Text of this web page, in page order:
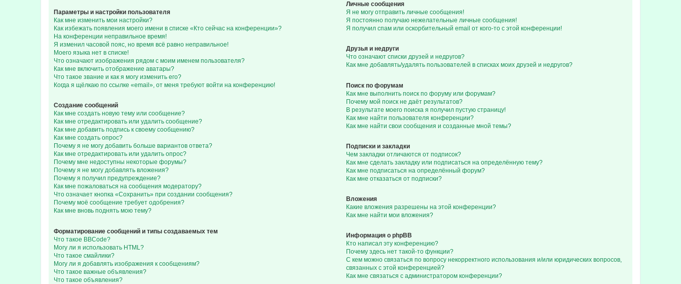
Параметры и настройки пользователя
Как мне изменить мои настройки?
Как избежать появления моего имени в списке «Кто сейчас на конференции»?
На конференции неправильное время!
Я изменил часовой пояс, но время всё равно неправильное!
Моего языка нет в списке!
Что означают изображения рядом с моим именем пользователя?
Как мне включить отображение аватары?
Что такое звание и как я могу изменить его?
Когда я щёлкаю по ссылке «email», от меня требуют войти на конференцию!
Создание сообщений
Как мне создать новую тему или сообщение?
Как мне отредактировать или удалить сообщение?
Как мне добавить подпись к своему сообщению?
Как мне создать опрос?
Почему я не могу добавить больше вариантов ответа?
Как мне отредактировать или удалить опрос?
Почему мне недоступны некоторые форумы?
Почему я не могу добавлять вложения?
Почему я получил предупреждение?
Как мне пожаловаться на сообщения модератору?
Что означает кнопка «Сохранить» при создании сообщения?
Почему моё сообщение требует одобрения?
Как мне вновь поднять мою тему?
Форматирование сообщений и типы создаваемых тем
Что такое BBCode?
Могу ли я использовать HTML?
Что такое смайлики?
Могу ли я добавлять изображения к сообщениям?
Что такое важные объявления?
Что такое объявления?
Личные сообщения
Я не могу отправить личные сообщения!
Я постоянно получаю нежелательные личные сообщения!
Я получил спам или оскорбительный email от кого-то с этой конференции!
Друзья и недруги
Что означают списки друзей и недругов?
Как мне добавлять/удалять пользователей в списках моих друзей и недругов?
Поиск по форумам
Как мне выполнить поиск по форуму или форумам?
Почему мой поиск не даёт результатов?
В результате моего поиска я получил пустую страницу!
Как мне найти пользователя конференции?
Как мне найти свои сообщения и созданные мной темы?
Подписки и закладки
Чем закладки отличаются от подписок?
Как мне сделать закладку или подписаться на определённую тему?
Как мне подписаться на определённый форум?
Как мне отказаться от подписки?
Вложения
Какие вложения разрешены на этой конференции?
Как мне найти мои вложения?
Информация о phpBB
Кто написал эту конференцию?
Почему здесь нет такой-то функции?
С кем можно связаться по вопросу некорректного использования и/или юридических вопросов,
связанных с этой конференцией?
Как мне связаться с администратором конференции?